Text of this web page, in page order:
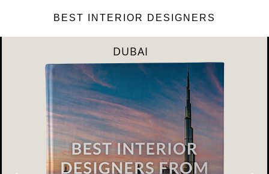
BEST INTERIOR DESIGNERS
DUBAI